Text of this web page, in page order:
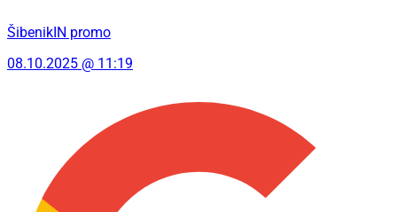
ŠibenikIN promo
08.10.2025 @ 11:19